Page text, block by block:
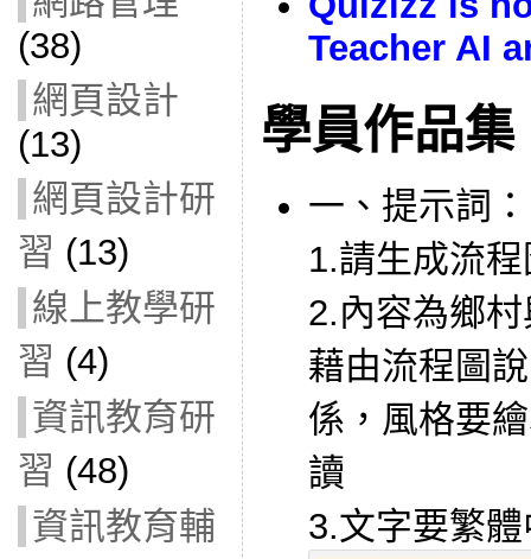
(38)
網頁設計
(13)
網頁設計研
習 (13)
線上教學研
習 (4)
資訊教育研
習 (48)
資訊教育輔
Teacher AI
學員作品集
一、提示詞：
1.請生成流程
2.內容為鄉
藉由流程圖
係，風格要
讀
3.文字要繁